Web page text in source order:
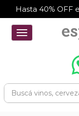
Hasta 40% OFF
Toggle
navigation